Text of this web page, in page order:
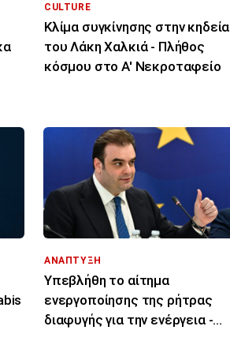
CULTURE
Κλίμα συγκίνησης στην κηδεία
του Λάκη Χαλκιά - Πλήθος
κόσμου στο Α' Νεκροταφείο
ΑΝΑΠΤΥΞΗ
Υπεβλήθη το αίτημα
ενεργοποίησης της ρήτρας
διαφυγής για την ενέργεια -